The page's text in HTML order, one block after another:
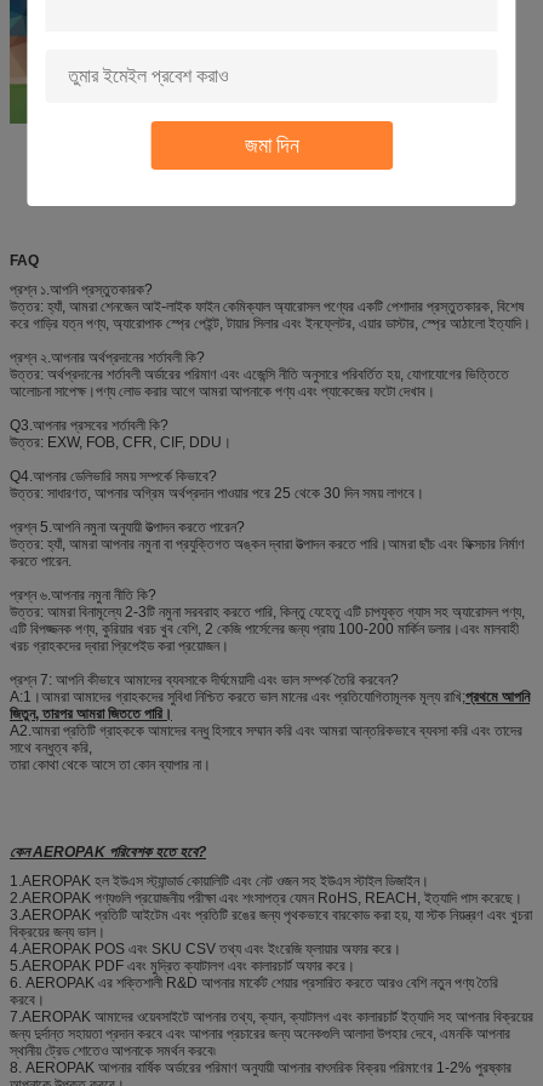
জমা দিন
FAQ
প্রশ্ন ১.আপনি প্রস্তুতকারক?
উত্তর: হ্যাঁ, আমরা শেনজেন আই-লাইক ফাইন কেমিক্যাল অ্যারোসল পণ্যের একটি পেশাদার প্রস্তুতকারক, বিশেষ
করে গাড়ির যত্ন পণ্য, অ্যারোপাক স্প্রে পেইন্ট, টায়ার সিলার এবং ইনফ্লেটর, এয়ার ডাস্টার, স্প্রে আঠালো ইত্যাদি।
প্রশ্ন ২.আপনার অর্থপ্রদানের শর্তাবলী কি?
উত্তর: অর্থপ্রদানের শর্তাবলী অর্ডারের পরিমাণ এবং এজেন্সি নীতি অনুসারে পরিবর্তিত হয়, যোগাযোগের ভিত্তিতে
আলোচনা সাপেক্ষ।পণ্য লোড করার আগে আমরা আপনাকে পণ্য এবং প্যাকেজের ফটো দেখাব।
Q3.আপনার প্রসবের শর্তাবলী কি?
উত্তর: EXW, FOB, CFR, CIF, DDU।
Q4.আপনার ডেলিভারি সময় সম্পর্কে কিভাবে?
উত্তর: সাধারণত, আপনার অগ্রিম অর্থপ্রদান পাওয়ার পরে 25 থেকে 30 দিন সময় লাগবে।
প্রশ্ন 5.আপনি নমুনা অনুযায়ী উত্পাদন করতে পারেন?
উত্তর: হ্যাঁ, আমরা আপনার নমুনা বা প্রযুক্তিগত অঙ্কন দ্বারা উত্পাদন করতে পারি।আমরা ছাঁচ এবং ফিক্সচার নির্মাণ
করতে পারেন.
প্রশ্ন ৬.আপনার নমুনা নীতি কি?
উত্তর: আমরা বিনামূল্যে 2-3টি নমুনা সরবরাহ করতে পারি, কিন্তু যেহেতু এটি চাপযুক্ত গ্যাস সহ অ্যারোসল পণ্য,
এটি বিপজ্জনক পণ্য, কুরিয়ার খরচ খুব বেশি, 2 কেজি পার্সেলের জন্য প্রায় 100-200 মার্কিন ডলার।এবং মালবাহী
খরচ গ্রাহকদের দ্বারা প্রিপেইড করা প্রয়োজন।
প্রশ্ন 7: আপনি কীভাবে আমাদের ব্যবসাকে দীর্ঘমেয়াদী এবং ভাল সম্পর্ক তৈরি করবেন?
A:1।আমরা আমাদের গ্রাহকদের সুবিধা নিশ্চিত করতে ভাল মানের এবং প্রতিযোগিতামূলক মূল্য রাখি;প্রথমে আপনি
জিতুন, তারপর আমরা জিততে পারি।
A2.আমরা প্রতিটি গ্রাহককে আমাদের বন্ধু হিসাবে সম্মান করি এবং আমরা আন্তরিকভাবে ব্যবসা করি এবং তাদের
সাথে বন্ধুত্ব করি,
তারা কোথা থেকে আসে তা কোন ব্যাপার না।
কেন AEROPAK পরিবেশক হতে হবে?
1.AEROPAK হল ইউএস স্ট্যান্ডার্ড কোয়ালিটি এবং নেট ওজন সহ ইউএস স্টাইল ডিজাইন।
2.AEROPAK পণ্যগুলি প্রয়োজনীয় পরীক্ষা এবং শংসাপত্র যেমন RoHS, REACH, ইত্যাদি পাস করেছে।
3.AEROPAK প্রতিটি আইটেম এবং প্রতিটি রঙের জন্য পৃথকভাবে বারকোড করা হয়, যা স্টক নিয়ন্ত্রণ এবং খুচরা
বিক্রয়ের জন্য ভাল।
4.AEROPAK POS এবং SKU CSV তথ্য এবং ইংরেজি ফ্লায়ার অফার করে।
5.AEROPAK PDF এবং মুদ্রিত ক্যাটালগ এবং কালারচার্ট অফার করে।
6. AEROPAK এর শক্তিশালী R&D আপনার মার্কেট শেয়ার প্রসারিত করতে আরও বেশি নতুন পণ্য তৈরি
করবে।
7.AEROPAK আমাদের ওয়েবসাইটে আপনার তথ্য, ক্যান, ক্যাটালগ এবং কালারচার্ট ইত্যাদি সহ আপনার বিক্রয়ের
জন্য দুর্দান্ত সহায়তা প্রদান করবে এবং আপনার প্রচারের জন্য অনেকগুলি আলাদা উপহার দেবে, এমনকি আপনার
স্থানীয় ট্রেড শোতেও আপনাকে সমর্থন করবে৷
8. AEROPAK আপনার বার্ষিক অর্ডারের পরিমাণ অনুযায়ী আপনার বাৎসরিক বিক্রয় পরিমাণের 1-2% পুরষ্কার